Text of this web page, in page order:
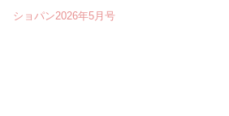
ショパン2026年5月号